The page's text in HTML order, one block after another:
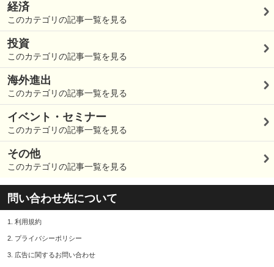
経済
このカテゴリの記事一覧を見る
投資
このカテゴリの記事一覧を見る
海外進出
このカテゴリの記事一覧を見る
イベント・セミナー
このカテゴリの記事一覧を見る
その他
このカテゴリの記事一覧を見る
問い合わせ先について
1. 利用規約
2. プライバシーポリシー
3. 広告に関するお問い合わせ